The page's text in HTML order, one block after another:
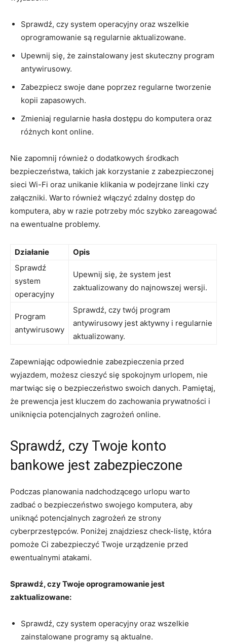
Sprawdź,‌ czy system ​operacyjny ‍oraz wszelkie
oprogramowanie są⁢ regularnie aktualizowane.
Upewnij ‍się, że zainstalowany jest skuteczny program
antywirusowy.
Zabezpiecz swoje dane poprzez regularne tworzenie
kopii zapasowych.
Zmieniaj regularnie hasła dostępu ‍do komputera oraz
różnych kont online.
Nie zapomnij również o dodatkowych środkach
bezpieczeństwa,​ takich jak korzystanie z zabezpieczonej
‌sieci Wi-Fi oraz unikanie klikania w‍ podejrzane ‍linki ⁣czy
załączniki. Warto również ‍włączyć zdalny‍ dostęp do
komputera, aby w razie ​potrzeby móc szybko zareagować
na ewentualne problemy.
Działanie
Opis
Sprawdź
system
operacyjny
Upewnij się, że ‍system jest
zaktualizowany ‌do najnowszej wersji.
Program
antywirusowy
Sprawdź, czy twój program
antywirusowy jest aktywny ‍i regularnie⁣
aktualizowany.
Zapewniając odpowiednie​ zabezpieczenia przed
wyjazdem, możesz cieszyć się spokojnym urlopem, nie
martwiąc się o bezpieczeństwo swoich danych. Pamiętaj,
że prewencja jest kluczem do⁣ zachowania prywatności i
uniknięcia​ potencjalnych zagrożeń online.
Sprawdź, czy Twoje konto
bankowe jest zabezpieczone
Podczas planowania​ nadchodzącego urlopu warto
zadbać o bezpieczeństwo swojego komputera, aby
uniknąć potencjalnych zagrożeń ze strony
cyberprzestępców. Poniżej znajdziesz check-listę, która
⁢pomoże Ci zabezpieczyć Twoje urządzenie przed
ewentualnymi atakami.
Sprawdź, czy Twoje oprogramowanie jest⁢
zaktualizowane:
Sprawdź, czy system operacyjny oraz wszelkie
zainstalowane programy są aktualne.